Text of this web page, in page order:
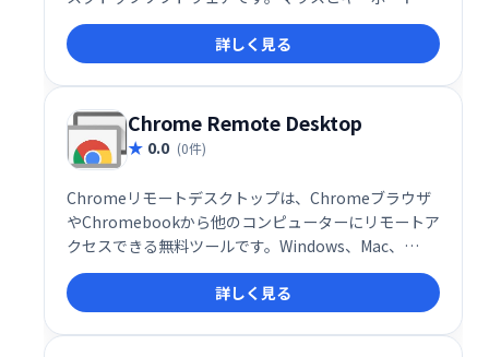
操作でき、まるで目の前にあるかのように作業できま
す。コンピュータサポートにも最適で、顧客のPCに迅
速にアクセスし、問題を遠隔で解決できます。
SingleClickアドオンを使えば、顧客側の事前設定も不
要です。
詳しく見る
Chrome Remote Desktop
0.0 (0件)
Chromeリモートデスクトップは、Chromeブラウザ
やChromebookから他のコンピューターにリモートア
クセスできる無料ツールです。Windows、Mac、
Linuxに対応し、短期的なリモートサポートから長期
的なファイル・アプリケーションへのアクセスまで、
様々な用途で活用できます。安全な接続で、場所を選
ばずPCを操作可能です。
詳しく見る